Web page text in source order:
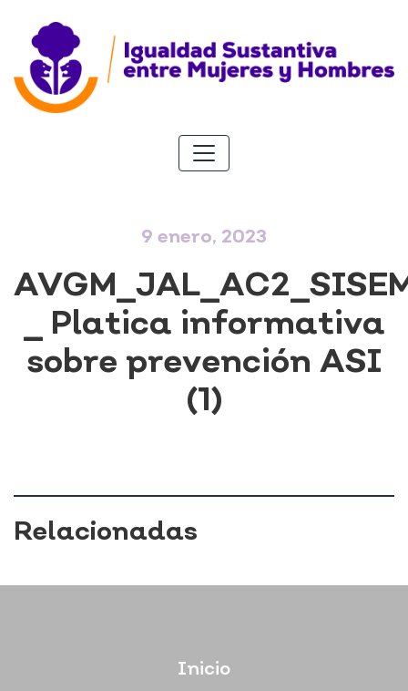
9 enero, 2023
_ Platica informativa
sobre prevención ASI
(1)
Relacionadas
Inicio